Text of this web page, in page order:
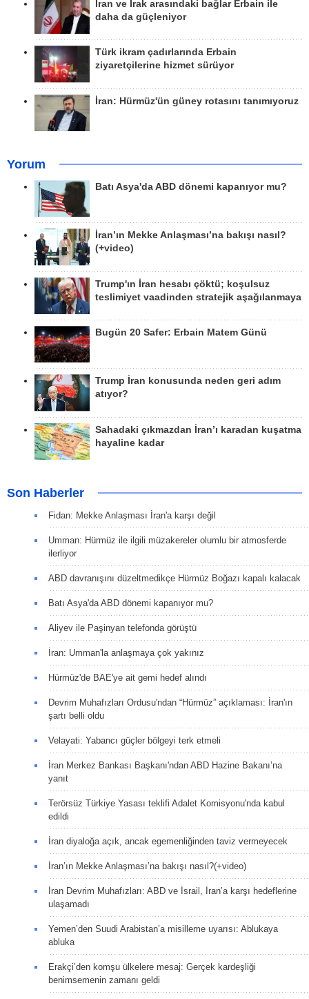
İran ve Irak arasındaki bağlar Erbain ile
daha da güçleniyor
Türk ikram çadırlarında Erbain
ziyaretçilerine hizmet sürüyor
İran: Hürmüz'ün güney rotasını tanımıyoruz
Yorum
Batı Asya'da ABD dönemi kapanıyor mu?
İran’ın Mekke Anlaşması’na bakışı nasıl?
(+video)
Trump'ın İran hesabı çöktü; koşulsuz
teslimiyet vaadinden stratejik aşağılanmaya
Bugün 20 Safer: Erbain Matem Günü
Trump İran konusunda neden geri adım
atıyor?
Sahadaki çıkmazdan İran’ı karadan kuşatma
hayaline kadar
Son Haberler
Fidan: Mekke Anlaşması İran'a karşı değil
Umman: Hürmüz ile ilgili müzakereler olumlu bir atmosferde
ilerliyor
ABD davranışını düzeltmedikçe Hürmüz Boğazı kapalı kalacak
Batı Asya'da ABD dönemi kapanıyor mu?
Aliyev ile Paşinyan telefonda görüştü
İran: Umman'la anlaşmaya çok yakınız
Hürmüz'de BAE'ye ait gemi hedef alındı
Devrim Muhafızları Ordusu'ndan “Hürmüz” açıklaması: İran'ın
şartı belli oldu
Velayati: Yabancı güçler bölgeyi terk etmeli
İran Merkez Bankası Başkanı'ndan ABD Hazine Bakanı’na
yanıt
Terörsüz Türkiye Yasası teklifi Adalet Komisyonu'nda kabul
edildi
İran diyaloğa açık, ancak egemenliğinden taviz vermeyecek
İran’ın Mekke Anlaşması’na bakışı nasıl?(+video)
İran Devrim Muhafızları: ABD ve İsrail, İran’a karşı hedeflerine
ulaşamadı
Yemen’den Suudi Arabistan’a misilleme uyarısı: Ablukaya
abluka
Erakçi’den komşu ülkelere mesaj: Gerçek kardeşliği
benimsemenin zamanı geldi